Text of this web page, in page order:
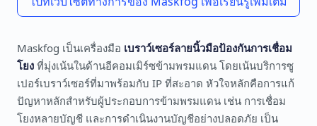
Maskfog เป็นเครื่องมือ เบราว์เซอร์ลายนิ้วมือป้องกันการเชื่อม
โยง ที่มุ่งเน้นในด้านอีคอมเมิร์ซข้ามพรมแดน โดยเน้นบริการซู
เปอร์เบราว์เซอร์ที่มาพร้อมกับ IP ที่สะอาด หัวใจหลักคือการแก้
ปัญหาหลักสำหรับผู้ประกอบการข้ามพรมแดน เช่น การเชื่อม
โยงหลายบัญชี และการดำเนินงานบัญชีอย่างปลอดภัย เป็น